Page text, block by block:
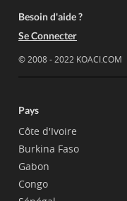
Besoin d'aide ?
Se Connecter
© 2008 - 2022 KOACI.COM
Pays
Côte d'Ivoire
Burkina Faso
Gabon
Congo